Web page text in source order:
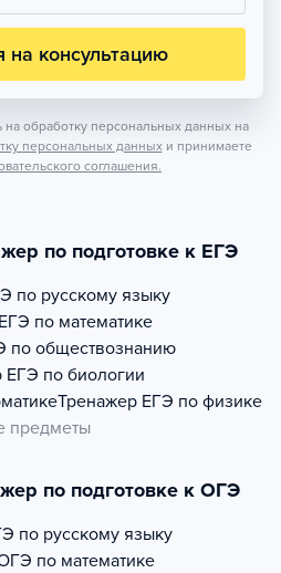
на консультацию
обработку персональных данных на
персональных данных и принимаете
соглашения.
по подготовке к ЕГЭ
по русскому языку
ЕГЭ по математике
по обществознанию
ЕГЭ по биологии
Тренажер ЕГЭ по физике
предметы
по подготовке к ОГЭ
по русскому языку
по математике